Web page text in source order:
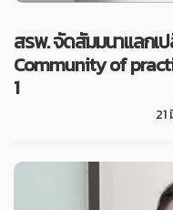
สรพ. จัดสัมมนาแลกเ
Community of
1